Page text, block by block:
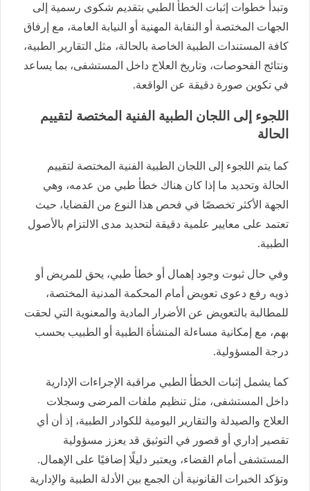
وتبدأ خطوات إثبات الخطأ الطبي بتقديم شكوى رسمية إلى
الجهات المختصة أو النقابة المهنية أو النيابة العامة، مع إرفاق
كافة المستندات الطبية الخاصة بالحالة، مثل التقارير الطبية،
ونتائج الفحوصات، وتاريخ العلاج داخل المستشفى، بما يساعد
في تكوين صورة دقيقة عن الواقعة.
اللجوء إلى اللجان الطبية الفنية المختصة لتقييم
الحالة
كما يتم اللجوء إلى اللجان الطبية الفنية المختصة لتقييم
الحالة وتحديد ما إذا كان هناك خطأ طبي من عدمه، وهي
الجهة الأكثر تخصصًا في فحص هذا النوع من القضايا، حيث
تعتمد على معايير علمية دقيقة لتحديد مدى الالتزام بالأصول
الطبية.
وفي حال ثبوت وجود إهمال أو خطأ طبي، يحق للمريض أو
ذويه رفع دعوى تعويض أمام المحكمة المدنية المختصة،
للمطالبة بالتعويض عن الأضرار المادية والمعنوية التي لحقت
بهم، مع إمكانية مساءلة المنشأة الطبية أو الطبيب بحسب
درجة المسؤولية.
كما يشمل إثبات الخطأ الطبي مراقبة الإجراءات الإدارية
داخل المستشفى، مثل تنظيم ملفات المرضى وسجلات
العلاج والصيدلة والتقارير اليومية للكوادر الطبية، إذ أن أي
تقصير إداري أو قصور في التوثيق قد يعزز مسؤولية
المستشفى أمام القضاء، ويعتبر دليلًا إضافيًا على الإهمال.
وتؤكد الخبرات القانونية أن الجمع بين الأدلة الطبية والإدارية